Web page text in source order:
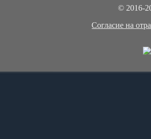
© 2016-
Cогласие на